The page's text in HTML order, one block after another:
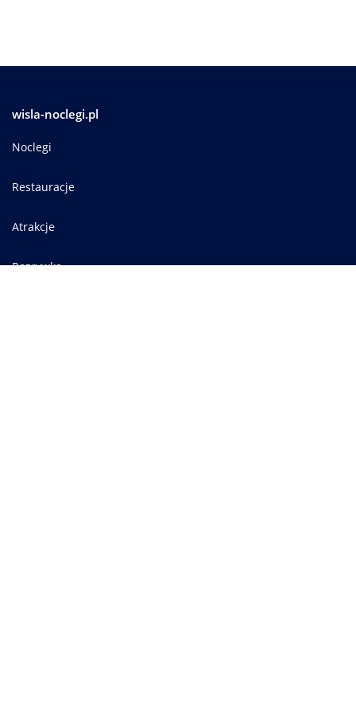
wisla-noclegi.pl
Noclegi
Restauracje
Atrakcje
Rozrywka